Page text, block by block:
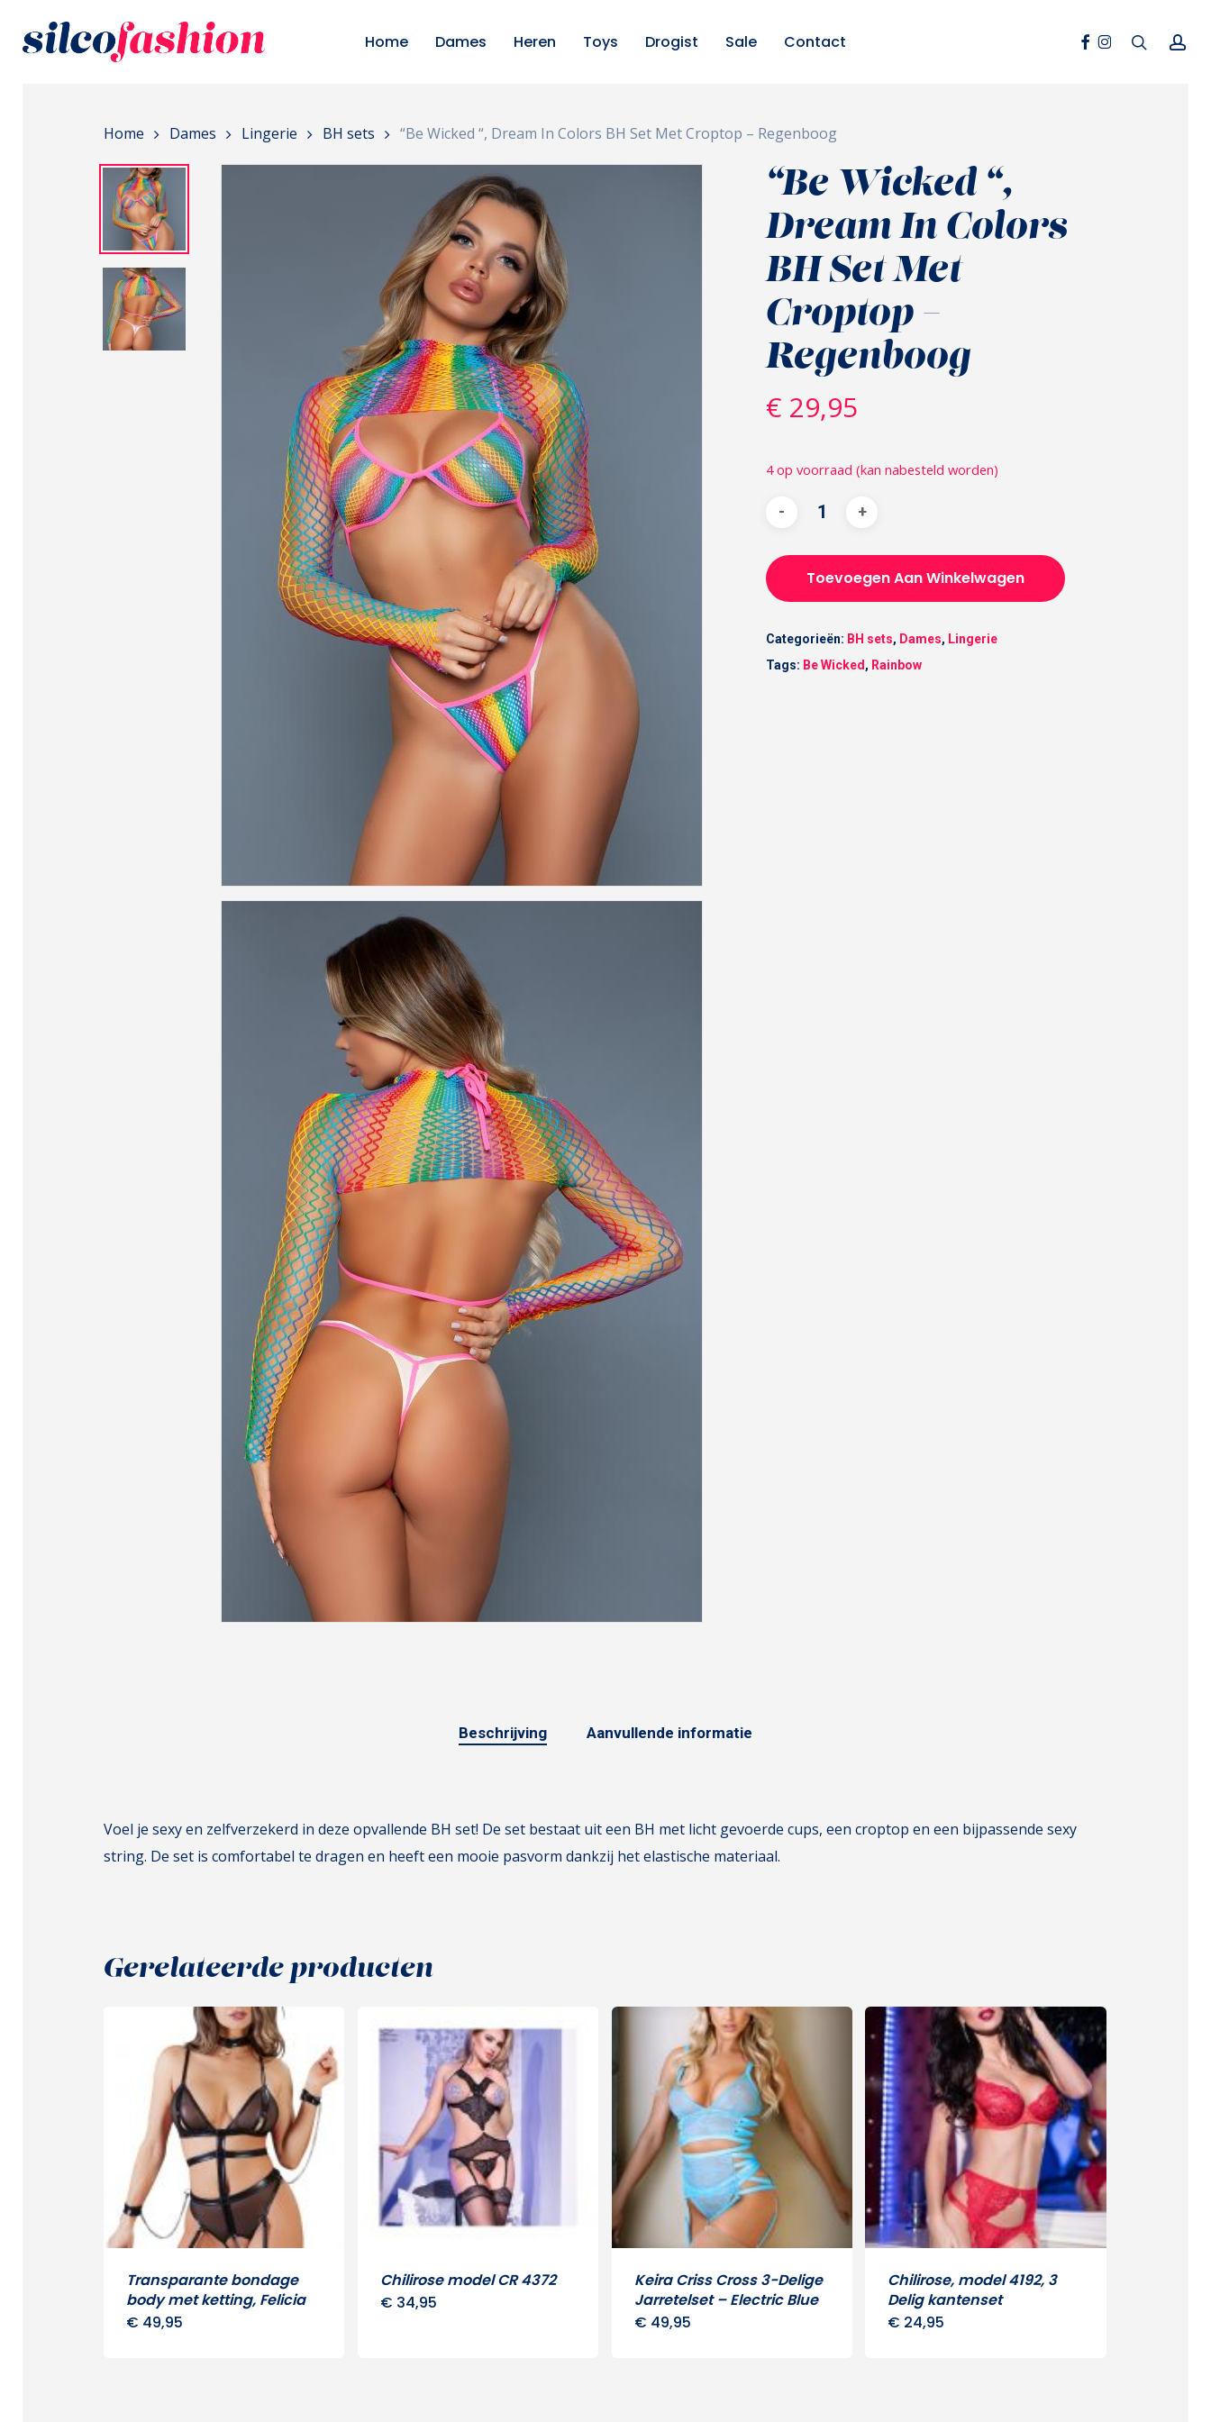
Home Dames Heren Toys Drogist Sale Contact Facebook
Instagramsearch
Home Dames Lingerie BH sets “Be Wicked “, Dream In Colors BH Set Met Croptop – Regenboog
“Be Wicked “,
Dream In Colors
BH Set Met
Croptop –
Regenboog
€ 29,95
4 op voorraad (kan nabesteld worden)
Toevoegen Aan Winkelwagen
Categorieën: BH sets, Dames, Lingerie
Tags: Be Wicked , Rainbow
Beschrijving Aanvullende informatie
Voel je sexy en zelfverzekerd in deze opvallende BH set! De set bestaat uit een BH met licht gevoerde cups, een croptop en een bijpassende sexy
string. De set is comfortabel te dragen en heeft een mooie pasvorm dankzij het elastische materiaal.
Gerelateerde producten
Transparante bondage
body met ketting, Felicia
€ 49,95
Chilirose model CR 4372
€ 34,95
Keira Criss Cross 3-Delige
Jarretelset – Electric Blue
€ 49,95
Chilirose, model 4192, 3
Delig kantenset
€ 24,95